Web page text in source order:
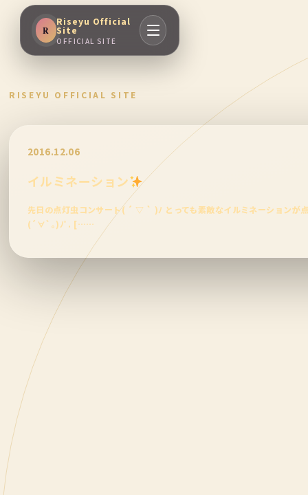
R
Riseyu Official
Site
OFFICIAL SITE
RISEYU OFFICIAL SITE
2016.12.06
イルミネーション
先日の点灯虫コンサート( ´ ▽ ` )ﾉ とっても素敵なイルミネーションが
(´∀`｡)ﾉﾟ. [……